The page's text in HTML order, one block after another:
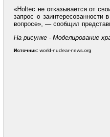
«Holtec не отказывается от
запрос о заинтересованности
вопросе», — сообщил
На рисунке - Моделирование
Источник: world-nuclear-news.org